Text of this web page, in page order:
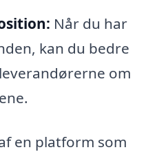
Når du har
kan du bedre
om
en platform som